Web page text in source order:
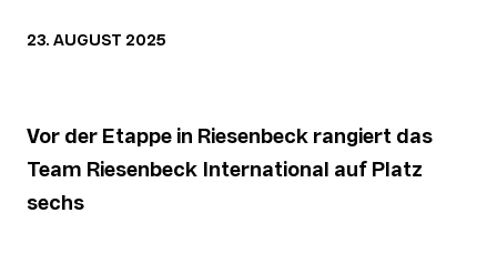
23. AUGUST 2025
Vor der Etappe in Riesenbeck rangiert das
Team Riesenbeck International auf Platz
sechs